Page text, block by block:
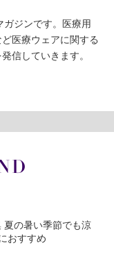
ガジンです。医療用
医療ウェアに関する
信していきます。
夏の暑い季節でも涼
おすすめ